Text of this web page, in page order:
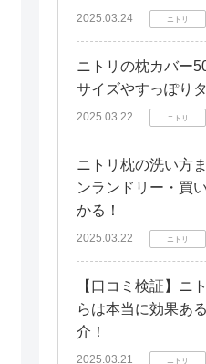
2025.03.24 ニトリ
ニトリの枕カバー
サイズやすっぽり
2025.03.22 ニトリ
ニトリ枕の洗い方
ンランドリー・買
かる！
2025.03.22 ニトリ
【口コミ検証】ニ
らは本当に効果あ
介！
2025.03.21 ニトリ